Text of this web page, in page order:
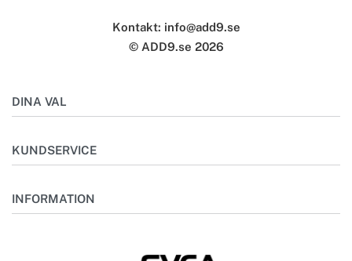
Kontakt: info@add9.se
© ADD9.se 2026
KUNDSERVICE
Kontakta oss
Frågor & svar
INFORMATION
DINA VAL
Mitt konto
Önskelista